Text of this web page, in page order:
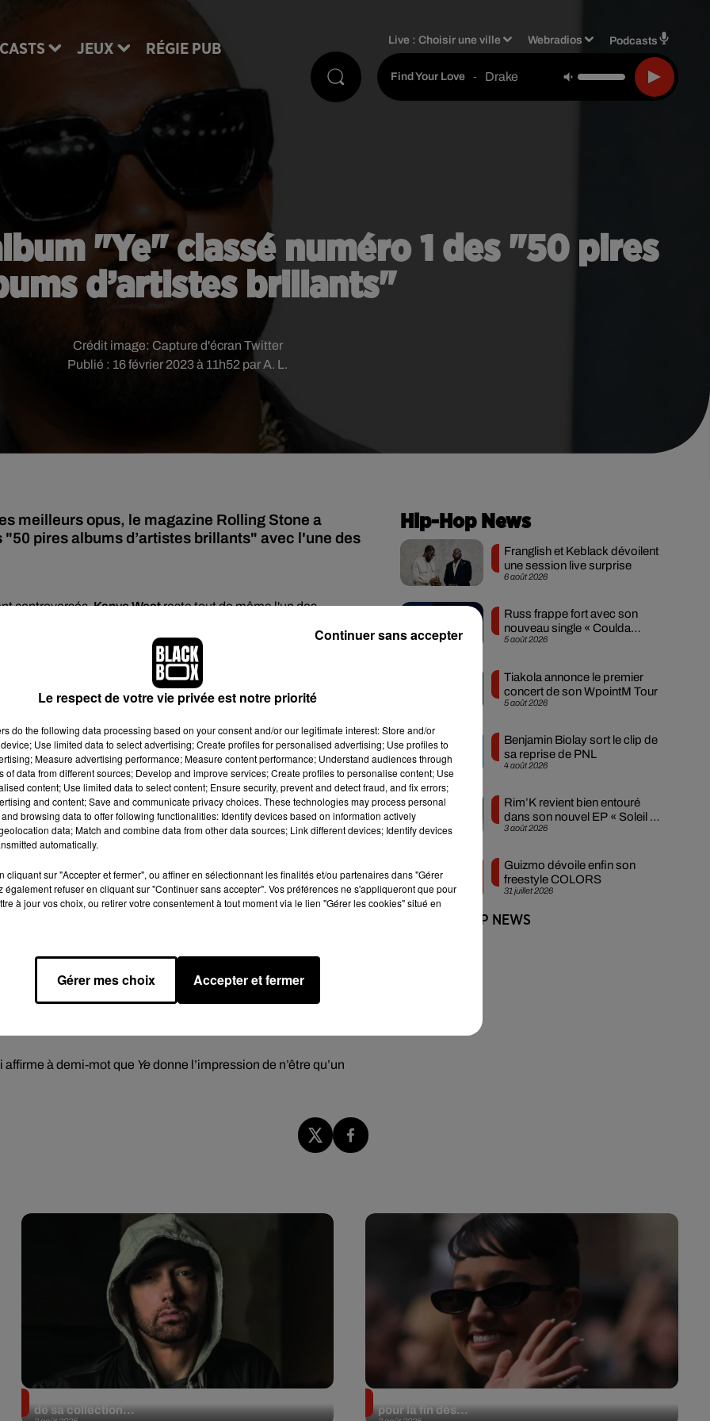
JEUX RÉGIE PUB
Live :Choisir une ville Webradios Podcasts
Find Your Love - Drake
"Ye" classé numéro 1 des "50 pires
d’artistes brillants"
Publié : 16 février 2023 à 11h52 par A. L.
Crédit image: Capture d'écran Twitter
meilleurs opus, le magazine Rolling Stone a
pires albums d’artistes brillants" avec l'une des
controversés,Kanye Westreste tout de même l'un des
été auréolés de succès, il semblerait que l'un d'entre eux
son classement des"50 pires albums d'artistes brillants"
l'opus de Kanye West sorti en 2018
a placé cet album
en première position des pires disques
cookies que vous avez exprimé. Si vous souhaitez l'afficher,
en cliquant sur le bouton ci-dessous.
l'élément
l'effondrement artistique et personnel le plus désastreux de
où le rappeur a notamment fait l'éloge d'Hitler et des
par sa remarque sur l'esclavage l'a amené à retravailler de
avant sa sortie (...) ce qui explique des punchlines comme :
sur 50 blogs à recevoir 50 appels / Ma femme appelle, crie,
affirme à demi-mot que Yedonne l’impression de n’être qu’un
Hip-Hop News
6 août 2026
Franglish et Keblack dévoilent
une session live surprise
5 août 2026
Russ frappe fort avec son
nouveau single « Coulda
Shoulda Woulda »
5 août 2026
Tiakola annonce le premier
concert de son WpointM Tour
4 août 2026
Benjamin Biolay sort le clip de
sa reprise de PNL
3 août 2026
Rim’K revient bien entouré
dans son nouvel EP « Soleil de
minuit »
31 juillet 2026
Guizmo dévoile enfin son
freestyle COLORS
+ DE HIP-HOP NEWS
de sa collection...
pour la fin des...
Le respect de votre vie privée est notre priorité
do the following data processing based on your consent and/or our legitimate interest: Store and/or
Use limited data to select advertising; Create profiles for personalised advertising; Use profiles to
Measure advertising performance; Measure content performance; Understand audiences through
of data from different sources; Develop and improve services; Create profiles to personalise content; Use
content; Use limited data to select content; Ensure security, prevent and detect fraud, and fix errors;
and content; Save and communicate privacy choices. These technologies may process personal
browsing data to offer following functionalities: Identify devices based on information actively
data; Match and combine data from other data sources; Link different devices; Identify devices
automatically.
cliquant sur "Accepter et fermer", ou affiner en sélectionnant les finalités et/ou partenaires dans "Gérer
également refuser en cliquant sur "Continuer sans accepter". Vos préférences ne s'appliqueront que pour
à jour vos choix, ou retirer votre consentement à tout moment via le lien "Gérer les cookies" situé en
Gérer mes choix Accepter et fermer
Continuer sans accepter